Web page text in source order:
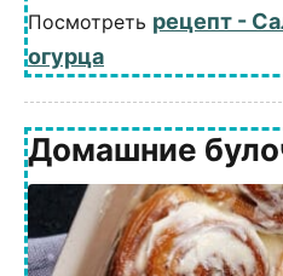
Посмотреть рецепт -
огурца
Домашние